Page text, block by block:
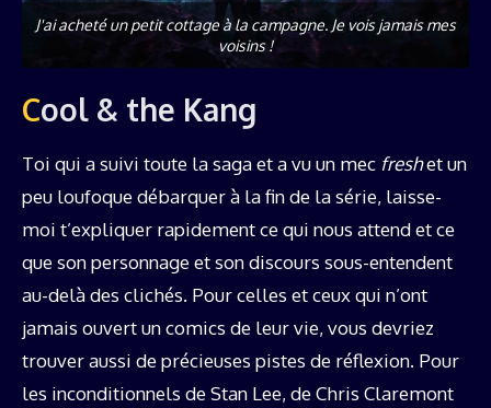
J'ai acheté un petit cottage à la campagne. Je vois jamais mes
voisins !
Cool & the Kang
Toi qui a suivi toute la saga et a vu un mec freshet un
peu loufoque débarquer à la fin de la série, laisse-
moi t’expliquer rapidement ce qui nous attend et ce
que son personnage et son discours sous-entendent
au-delà des clichés. Pour celles et ceux qui n’ont
jamais ouvert un comics de leur vie, vous devriez
trouver aussi de précieuses pistes de réflexion. Pour
les inconditionnels de Stan Lee, de Chris Claremont